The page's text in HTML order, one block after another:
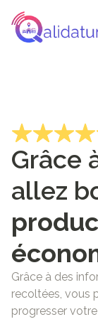
Grâce
allez
Grâce à des
recoltées, vous
progresser